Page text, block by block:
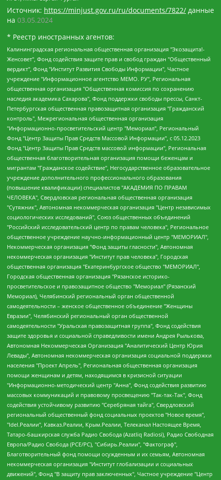
Источник: https://minjust.gov.ru/ru/documents/7822/ данные
на 03.05.2024
* Реестр иностранных агентов:
Калининградская региональная общественная организация "Экозащита!-Женсовет", Фонд содействия защите прав и свобод граждан "Общественный вердикт", Фонд "Институт Развития Свободы Информации", Частное учреждение "Информационное агентство МЕМО. РУ", Региональная общественная организация "Общественная комиссия по сохранению наследия академика Сахарова", Фонд поддержки свободы прессы, Санкт-Петербургская общественная правозащитная организация "Гражданский контроль", Межрегиональная общественная организация "Информационно-просветительский центр "Мемориал", Региональный Фонд "Центр Защиты Прав Средств Массовой Информации", с 05.12.2023 Фонд "Центр Защиты Прав Средств массовой информации", Региональная общественная благотворительная организация помощи беженцам и мигрантам "Гражданское содействие", Негосударственное образовательное учреждение дополнительного профессионального образования (повышение квалификации) специалистов "АКАДЕМИЯ ПО ПРАВАМ ЧЕЛОВЕКА", Свердловская региональная общественная организация "Сутяжник", Автономная некоммерческая организация "Центр независимых социологических исследований", Союз общественных объединений "Российский исследовательский центр по правам человека", Региональное общественное учреждение научно-информационный центр "МЕМОРИАЛ", Некоммерческая организация "Фонд защиты гласности", Автономная некоммерческая организация "Институт прав человека", Городская общественная организация "Екатеринбургское общество "МЕМОРИАЛ", Городская общественная организация "Рязанское историко-просветительское и правозащитное общество "Мемориал" (Рязанский Мемориал), Челябинский региональный орган общественной самодеятельности – женское общественное объединение "Женщины Евразии", Челябинский региональный орган общественной самодеятельности "Уральская правозащитная группа", Фонд содействия защите здоровья и социальной справедливости имени Андрея Рылькова, Автономная Некоммерческая Организация "Аналитический Центр Юрия Левады", Автономная некоммерческая организация социальной поддержки населения "Проект Апрель", Региональная общественная организация помощи женщинам и детям, находящимся в кризисной ситуации "Информационно-методический центр "Анна", Фонд содействия развитию массовых коммуникаций и правовому просвещению "Так-так-Так", Фонд содействия устойчивому развитию "Серебряная тайга", Свердловский региональный общественный фонд социальных проектов "Новое время", "Idel.Реалии", Кавказ.Реалии, Крым.Реалии, Телеканал Настоящее Время, Татаро-башкирская служба Радио Свобода (Azatliq Radiosi), Радио Свободная Европа/Радио Свобода (PCE/PC), "Сибирь.Реалии", "Фактограф", Благотворительный фонд помощи осужденным и их семьям, Автономная некоммерческая организация "Институт глобализации и социальных движений", Фонд "В защиту прав заключенных", Частное учреждение "Центр поддержки и содействия развитию средств массовой информации", Пензенский региональный общественный благотворительный фонд "Гражданский союз", "Север.Реалии", Некоммерческая организация Фонд "Правовая инициатива", Общество с ограниченной ответственностью "Радио Свободная Европа/Радио Свобода", Чешское информационное агентство "MEDIUM-ORIENT", Красноярская региональная общественная организация "Мы против СПИДа", Камалягин Денис Николаевич, Маркелов Сергей Евгеньевич, Пономарев Лев Александрович, Савицкая Людмила Алексеевна, Автономная некоммерческая организация "Центр по работе с проблемой насилия "НАСИЛИЮ.НЕТ", Межрегиональный профессиональный союз работников здравоохранения "Альянс врачей", Юридическое лицо, зарегистрированное в Латвийской Республике, SIA "Medusa Project" (регистрационный номер 40103797863, дата регистрации 10.06.2014), Некоммерческая организация "Фонд по борьбе с коррупцией", Автономная некоммерческая организация "Институт права и публичной политики", Баданин Роман Сергеевич, Гликин Максим Александрович, Железнова Мария Михайловна, Лукьянова Юлия Сергеевна, Маетная Елизавета Витальевна, Маняхин Петр Борисович, Чуракова Ольга Владимировна, Ярош Юлия Петровна, Юридическое лицо "The Insider SIA", зарегистрированное в Риге, Латвийская Республика (дата регистрации 26.06.2015), являющееся администратором доменного имени интернет-издания "The Insider SIA", https://theins.ru, Постернак Алексей Евгеньевич, Рубин Михаил Аркадьевич, Анин Роман Александрович, Юридическое лицо Istories fonds, зарегистрированное в Латвийской Республике (регистрационный номер 50008295751, дата регистрации 24.02.2020), Великовский Дмитрий Александрович, Долинина Ирина Николаевна, Мароховская Алеся Алексеевна, Шлейнов Роман Юрьевич, Шмагун Олеся Валентиновна, Общество с ограниченной ответственностью "Альтаир 2021", Общество с ограниченной ответственностью "Вега 2021", Общество с ограниченной ответственностью "Главный редактор 2021", Общество с ограниченной ответственностью "Ромашки монолит", Важенков Артем Валерьевич, Ивановская областная общественная организация "Центр гендерных исследований", Гурман Юрий Альбертович, Медиапроект "ОВД-Инфо", Егоров Владимир Владимирович, Жилинский Владимир Александрович, Общество с ограниченной ответственностью "ЗП", Иванова София Юрьевна, Карезина Инна Павловна, Кильтау Екатерина Викторовна, Петров Алексей Викторович, Пискунов Сергей Евгеньевич, Смирнов Сергей Сергеевич, Тихонов Михаил Сергеевич, Общество с ограниченной ответственностью "ЖУРНАЛИСТ-ИНОСТРАННЫЙ АГЕНТ", Арапова Галина Юрьевна, Вольтская Татьяна Анатольевна, Американская компания "Mason G.E.S. Anonymous Foundation" (США), являющаяся владельцем интернет-издания https://mnews.world/, Компания "Stichting Bellingcat", зарегистрированная в Нидерландах (дата регистрации 11.07.2018), Захаров Андрей Вячеславович, Клепиковская Екатерина Дмитриевна, Общество с ограниченной ответственностью "МЕМО", Перл Роман Александрович, Симонов Евгений Алексеевич, Соловьева Елена Анатольевна, Сотников Даниил Владимирович, Сурначева Елизавета Дмитриевна, Автономная некоммерческая организация по защите прав человека и информированию населения "Якутия – Наше Мнение", Общество с ограниченной ответственностью "Москоу диджитал медиа", с 26.01.2023 Общество с ограниченной ответственностью "Чайка Белые сады", Ветошкина Валерия Валерьевна, Заговора Максим Александрович, Межрегиональное общественное движение "Российская ЛГБТ - сеть", Оленичев Максим Владимирович, Павлов Иван Юрьевич, Скворцова Елена Сергеевна, Общество с ограниченной ответственностью "Как бы инагент", Кочетков Игорь Викторович, Общество с ограниченной ответственностью "Честные выборы", Еланчик Олег Александрович, Общество с ограниченной ответственностью "Нобелевский призыв", Гималова Регина Эмилевна, Григорьев Андрей Валерьевич, Григорьева Алина Александровна, Ассоциация по содействию защите прав призывников, альтернативнослужащих и военнослужащих "Правозащитная группа "Гражданин.Армия.Право", Хисамова Регина Фаритовна, Автономная некоммерческая организация по реализации социально-правовых программ "Лилит", Дальневосточное общественное движение "Маяк", Санкт-Петербургская ЛГБТ-инициативная группа "Выход", Инициативная группа ЛГБТ+ "Реверс", Алексеев Андрей Викторович, Бекбулатова Таисия Львовна, Беляев Иван Михайлович, Владыкина Елена Сергеевна, Гельман Марат Александрович, Никульшина Вероника Юрьевна, Толоконникова Надежда Андреевна, Шендерович Виктор Анатольевич, Общество с ограниченной ответственностью "Данное сообщение", Общество с ограниченной ответственностью Издательский дом "Новая глава", Айнбиндер Александра Александровна, Московский комьюнити-центр для ЛГБТ+инициатив, Благотворительный фонд развития филантропии, Deutsche Welle (Германия, Kurt-Schumacher-Strasse 3, 53113 Bonn), Борзунова Мария Михайловна, Воробьев Виктор Викторович, Голубева Анна Львовна, Константинова Алла Михайловна, Малкова Ирина Владимировна, Мурадов Мурад Абдулгалимович, Осетинская Елизавета Николаевна, Понасенков Евгений Николаевич, Ганапольский Матвей Юрьевич, Киселев Евгений Алексеевич, Борухович Ирина Григорьевна, Дремин Иван Тимофеевич, Дубровский Дмитрий Викторович, Красноярская региональная общественная организация поддержки и развития альтернативных образовательных технологий и межкультурных коммуникаций "ИНТЕРРА", Маяковская Екатерина Алексеевна, Фейгин Марк Захарович, Филимонов Андрей Викторович, Дзугкоева Регина Николаевна, Доброхотов Роман Александрович, Дудь Юрий Александрович, Елкин Сергей Владимирович, Кругликов Кирилл Игоревич, Сабунаева Мария Леонидовна, Семенов Алексей Владимирович, Шаинян Карен Багратович, Шульман Екатерина Михайловна, Асафьев Артур Валерьевич, Вахштайн Виктор Семенович, Венедиктов Алексей Алексеевич, Лушникова Екатерина Евгеньевна, Волков Леонид Михайлович, Невзоров Александр Глебович, Пархоменко Сергей Борисович, Сироткин Ярослав Николаевич, Кара-Мурза Владимир Владимирович, Баранова Наталья Владимировна, Гозман Леонид Яковлевич, Кагарлицкий Борис Юльевич, Климарев Михаил Валерьевич, Милов Владимир Станиславович, Автономная некоммерческая организация Краснодарский центр современного искусства "Типография", Моргенштерн Алишер Тагирович, Соболь Любовь Эдуардовна, Общество с ограниченной ответственностью "ЛИЗА НОРМ", Каспаров Гарри Кимович, Ходорковский Михаил Борисович, Общество с ограниченной ответственностью "Апрельские тезисы", Данилович Ирина Брониславовна, Кашин Олег Владимирович, Петров Николай Владимирович, Пивоваров Алексей Владимирович, Соколов Михаил Владимирович, Цветкова Юлия Владимировна, Чичваркин Евгений Александрович, Комитет против пыток/Команда против пыток, Общество с ограниченной ответственностью "Первый научный", Общество с ограниченной ответственностью "Вертолет и ко", Белоцерковская Вероника Борисовна, Кац Максим Евгеньевич, Лазарева Татьяна Юрьевна, Шаведдинов Руслан Табризович, Яшин Илья Валерьевич, Общество с ограниченной ответственностью "Иноагент ААВ", Алешковский Дмитрий Петрович, Альбац Евгения Марковна, Быков Дмитрий Львович, Галямина Юлия Евгеньевна, Лойко Сергей Леонидович, Мартынов Кирилл Константинович, Медведев Сергей Александрович, Крашенинников Федор Геннадиевич, Гордеева Катерина Вл